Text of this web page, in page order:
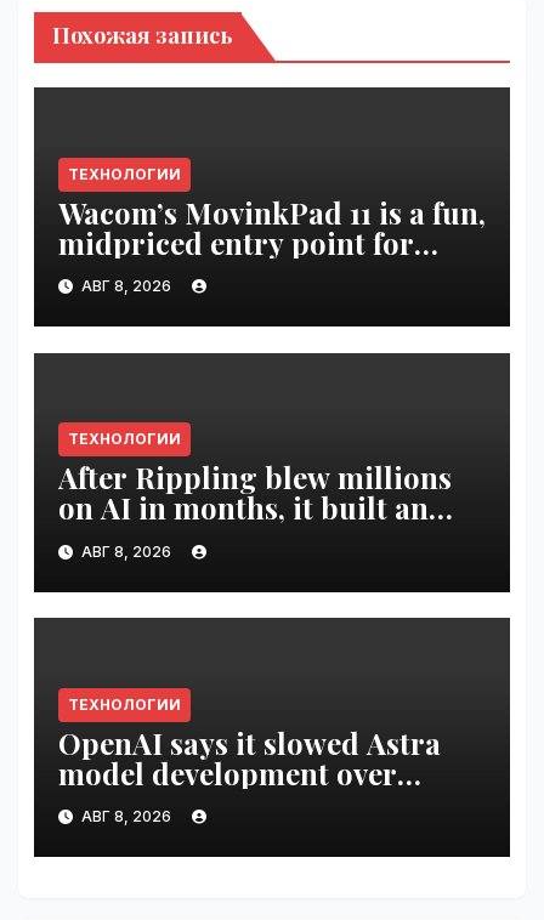
Похожая запись
ТЕХНОЛОГИИ
Wacom’s MovinkPad 11 is a fun,
midpriced entry point for
digital artists | VseTime.ru
АВГ 8, 2026
ТЕХНОЛОГИИ
After Rippling blew millions
on AI in months, it built an
employee ROI tool |
VseTime.ru
АВГ 8, 2026
ТЕХНОЛОГИИ
OpenAI says it slowed Astra
model development over
security concerns | VseTime.ru
АВГ 8, 2026